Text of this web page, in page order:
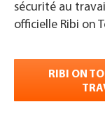
sécurité au
officielle Ribi on
RIBI ON